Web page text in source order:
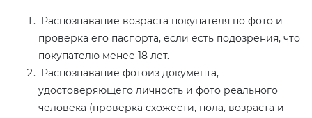
Распознавание возраста покупателя по фото и
проверка его паспорта, если есть подозрения, что
покупателю менее 18 лет.
Распознавание фотоиз документа,
удостоверяющего личность и фото реального
человека (проверка схожести, пола, возраста и